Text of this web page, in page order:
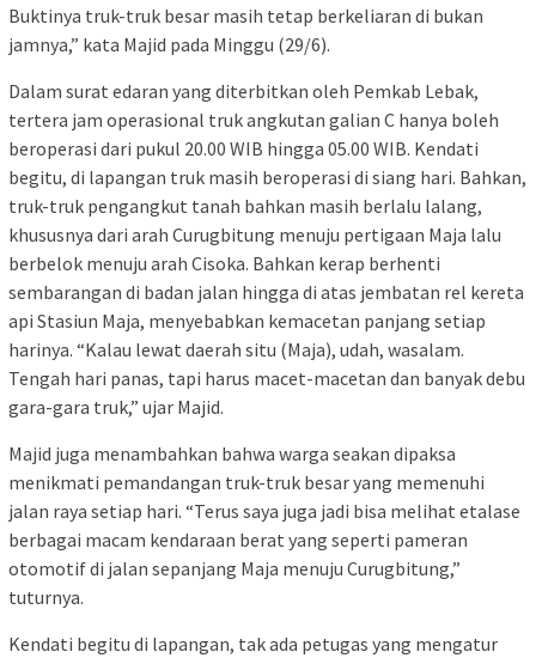
Buktinya truk-truk besar masih tetap berkeliaran di bukan
jamnya,” kata Majid pada Minggu (29/6).
Dalam surat edaran yang diterbitkan oleh Pemkab Lebak,
tertera jam operasional truk angkutan galian C hanya boleh
beroperasi dari pukul 20.00 WIB hingga 05.00 WIB. Kendati
begitu, di lapangan truk masih beroperasi di siang hari. Bahkan,
truk-truk pengangkut tanah bahkan masih berlalu lalang,
khususnya dari arah Curugbitung menuju pertigaan Maja lalu
berbelok menuju arah Cisoka. Bahkan kerap berhenti
sembarangan di badan jalan hingga di atas jembatan rel kereta
api Stasiun Maja, menyebabkan kemacetan panjang setiap
harinya. “Kalau lewat daerah situ (Maja), udah, wasalam.
Tengah hari panas, tapi harus macet-macetan dan banyak debu
gara-gara truk,” ujar Majid.
Majid juga menambahkan bahwa warga seakan dipaksa
menikmati pemandangan truk-truk besar yang memenuhi
jalan raya setiap hari. “Terus saya juga jadi bisa melihat etalase
berbagai macam kendaraan berat yang seperti pameran
otomotif di jalan sepanjang Maja menuju Curugbitung,”
tuturnya.
Kendati begitu di lapangan, tak ada petugas yang mengatur